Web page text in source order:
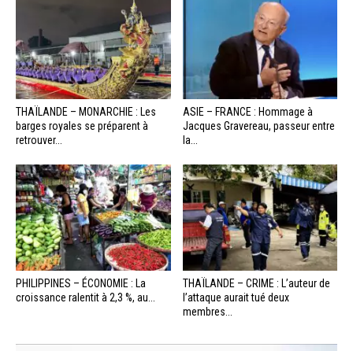
THAÏLANDE – MONARCHIE : Les
barges royales se préparent à
retrouver...
ASIE – FRANCE : Hommage à
Jacques Gravereau, passeur entre
la...
PHILIPPINES – ÉCONOMIE : La
croissance ralentit à 2,3 %, au...
THAÏLANDE – CRIME : L’auteur de
l’attaque aurait tué deux
membres...